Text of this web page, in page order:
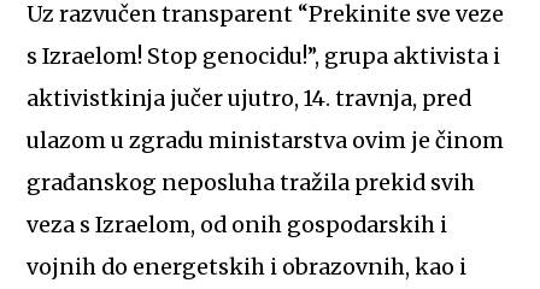
Uz razvučen transparent “Prekinite sve veze
s Izraelom! Stop genocidu!”, grupa aktivista i
aktivistkinja jučer ujutro, 14. travnja, pred
ulazom u zgradu ministarstva ovim je činom
građanskog neposluha tražila prekid svih
veza s Izraelom, od onih gospodarskih i
vojnih do energetskih i obrazovnih, kao i